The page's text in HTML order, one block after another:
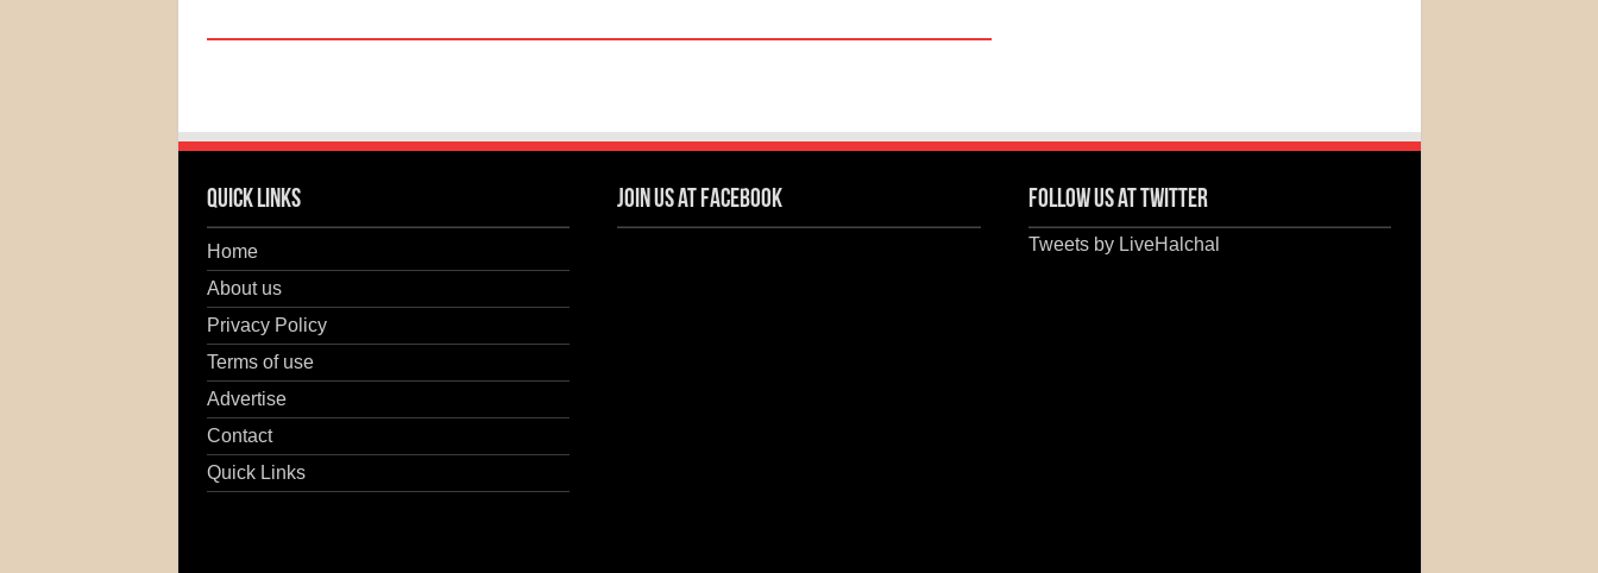
Quick Links
Home
About us
Privacy Policy
Terms of use
Advertise
Contact
Quick Links
Join us at Facebook Follow us at Twitter
Tweets by LiveHalchal